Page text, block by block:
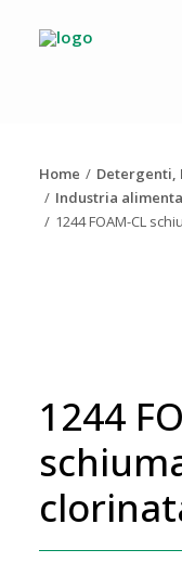
Home
Detergenti,
Industria
1244 FOAM-CL
1244